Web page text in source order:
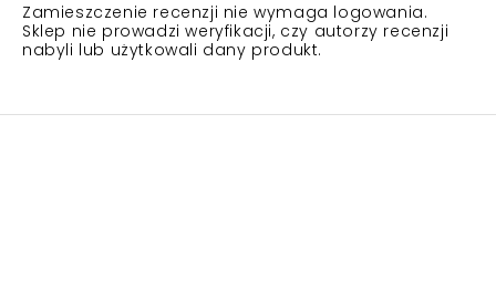
Zamieszczenie recenzji nie wymaga logowania.
Sklep nie prowadzi weryfikacji, czy autorzy recenzji
nabyli lub użytkowali dany produkt.